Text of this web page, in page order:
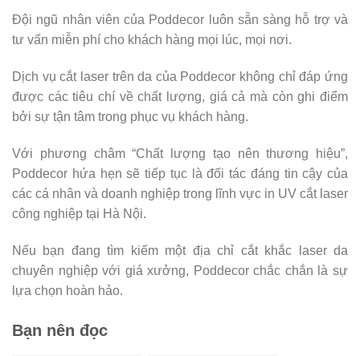
Đội ngũ nhân viên của Poddecor luôn sẵn sàng hỗ trợ và
tư vấn miễn phí cho khách hàng mọi lúc, mọi nơi.
Dịch vụ cắt laser trên da của Poddecor không chỉ đáp ứng
được các tiêu chí về chất lượng, giá cả mà còn ghi điểm
bởi sự tận tâm trong phục vụ khách hàng.
Với phương châm “Chất lượng tạo nên thương hiệu”,
Poddecor hứa hẹn sẽ tiếp tục là đối tác đáng tin cậy của
các cá nhân và doanh nghiệp trong lĩnh vực in UV cắt laser
công nghiệp tại Hà Nội.
Nếu bạn đang tìm kiếm một địa chỉ cắt khắc laser da
chuyên nghiệp với giá xưởng, Poddecor chắc chắn là sự
lựa chọn hoàn hảo.
Bạn nên đọc